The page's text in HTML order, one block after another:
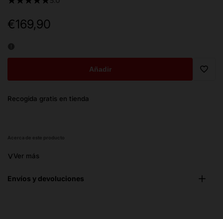
Precio
oferta
€169,90
Añadir
Recogida gratis en tienda
Acerca de este producto
˅Ver más
Envíos y devoluciones